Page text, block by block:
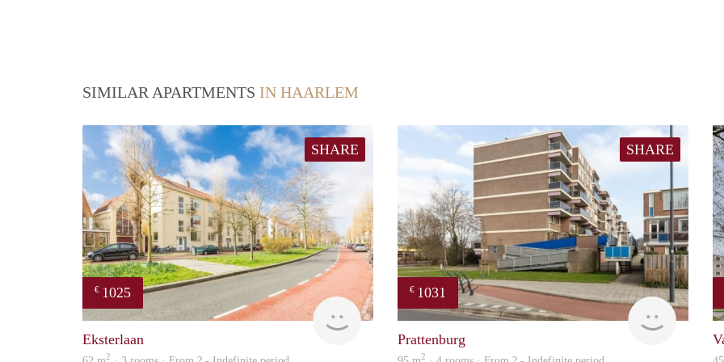
SIMILAR APARTMENTS IN HAARLEM
SHARE
€ 1025
finder
Eksterlaan
2
SHARE
€ 1031
finder
Prattenburg
2